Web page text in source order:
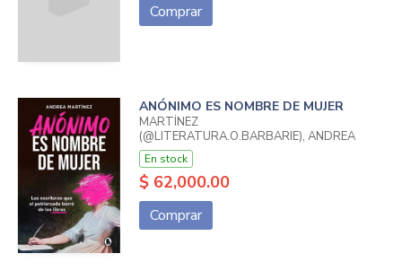
Comprar
ANÓNIMO ES NOMBRE DE MUJER
MARTÍNEZ
(@LITERATURA.O.BARBARIE), ANDREA
En stock
$ 62,000.00
Comprar